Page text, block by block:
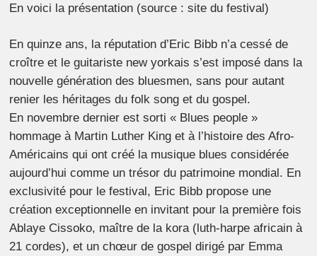
En voici la présentation (source : site du festival)
En quinze ans, la réputation d’Eric Bibb n’a cessé de
croître et le guitariste new yorkais s’est imposé dans la
nouvelle génération des bluesmen, sans pour autant
renier les héritages du folk song et du gospel.
En novembre dernier est sorti « Blues people »
hommage à Martin Luther King et à l’histoire des Afro-
Américains qui ont créé la musique blues considérée
aujourd’hui comme un trésor du patrimoine mondial. En
exclusivité pour le festival, Eric Bibb propose une
création exceptionnelle en invitant pour la première fois
Ablaye Cissoko, maître de la kora (luth-harpe africain à
21 cordes), et un chœur de gospel dirigé par Emma